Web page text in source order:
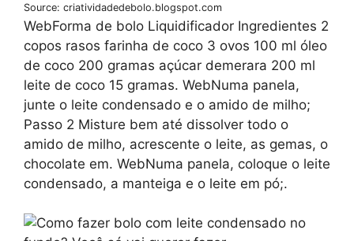
Source: criatividadedebolo.blogspot.com
WebForma de bolo Liquidificador Ingredientes 2
copos rasos farinha de coco 3 ovos 100 ml óleo
de coco 200 gramas açúcar demerara 200 ml
leite de coco 15 gramas. WebNuma panela,
junte o leite condensado e o amido de milho;
Passo 2 Misture bem até dissolver todo o
amido de milho, acrescente o leite, as gemas, o
chocolate em. WebNuma panela, coloque o leite
condensado, a manteiga e o leite em pó;.